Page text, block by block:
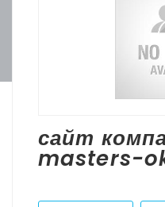
сайт
masters-